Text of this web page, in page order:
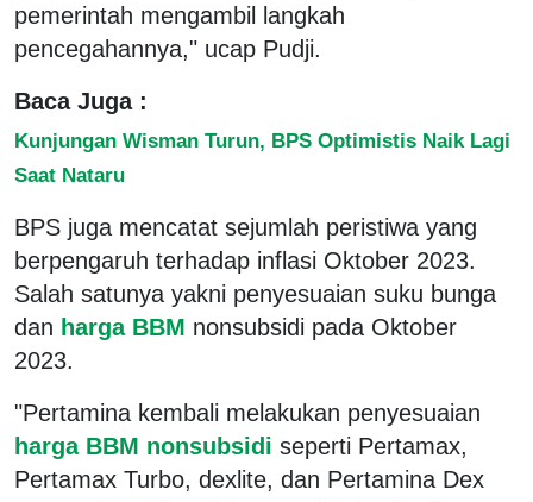
pemerintah mengambil langkah
pencegahannya," ucap Pudji.
Baca Juga :
Kunjungan Wisman Turun, BPS Optimistis Naik Lagi
Saat Nataru
BPS juga mencatat sejumlah peristiwa yang
berpengaruh terhadap inflasi Oktober 2023.
Salah satunya yakni penyesuaian suku bunga
dan harga BBM nonsubsidi pada Oktober
2023.
"Pertamina kembali melakukan penyesuaian
harga BBM nonsubsidi seperti Pertamax,
Pertamax Turbo, dexlite, dan Pertamina Dex